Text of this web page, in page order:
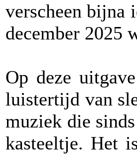
verscheen bijna
december 2025
Op deze
luistertijd van
muziek die
kasteeltje. Het